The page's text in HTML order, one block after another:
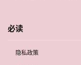
必读
隐私政策